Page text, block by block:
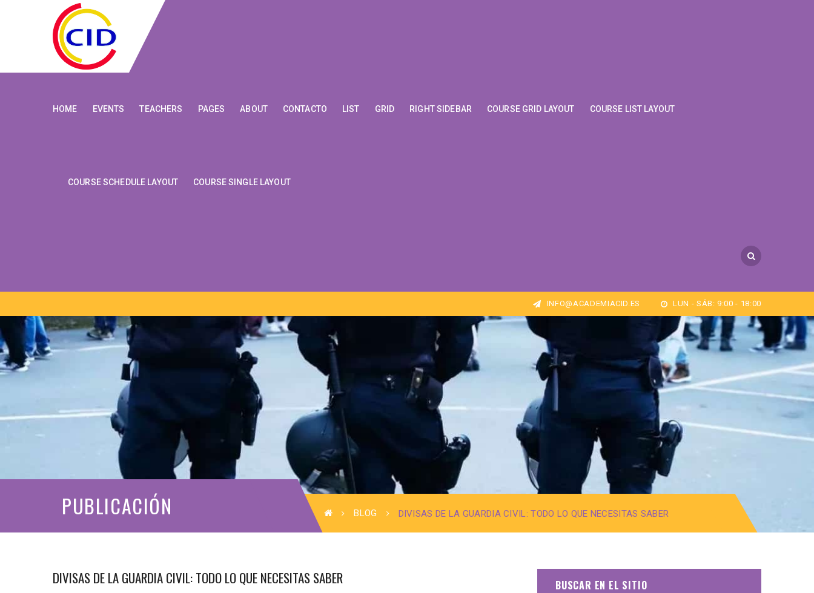
HOME EVENTS TEACHERS PAGES ABOUT CONTACTO LIST GRID RIGHT SIDEBAR COURSE GRID LAYOUT COURSE LIST LAYOUT
COURSE SCHEDULE LAYOUT COURSE SINGLE LAYOUT
INFO@ACADEMIACID.ES LUN - SÁB: 9:00 - 18:00
PUBLICACIÓN BLOG DIVISAS DE LA GUARDIA CIVIL: TODO LO QUE NECESITAS SABER
DIVISAS DE LA GUARDIA CIVIL: TODO LO QUE NECESITAS SABER BUSCAR EN EL SITIO